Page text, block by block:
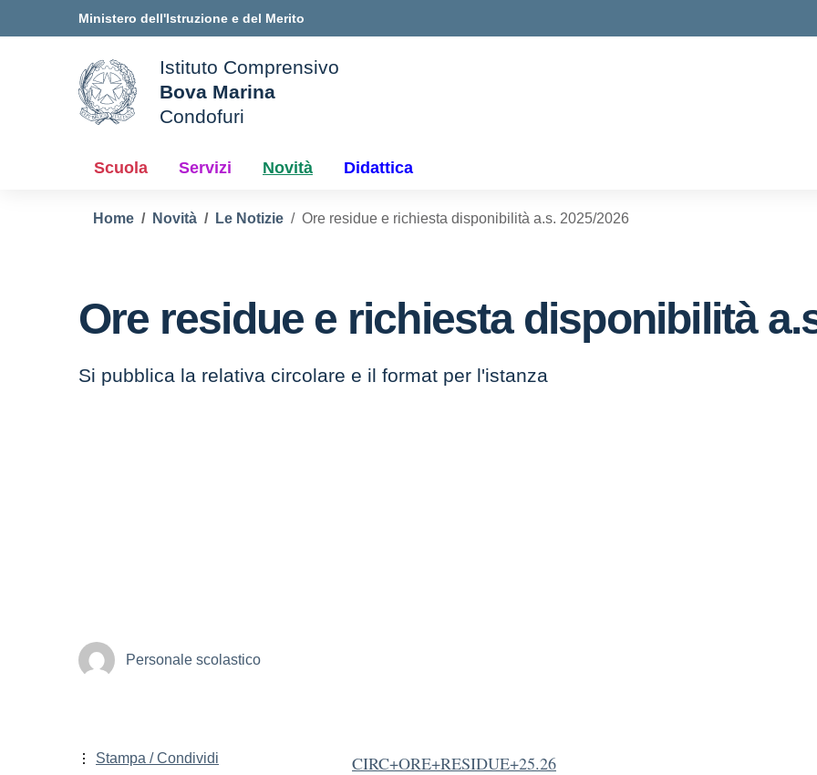
Ministero dell'Istruzione e del Merito
della scuola
Istituto Comprensivo
Bova Marina
Condofuri
Scuola Servizi Novità Didattica
Home Novità Le Notizie Ore residue e richiesta disponibilità a.s. 2025/2026
Ore residue e richiesta disponibilità
Si pubblica la relativa circolare e il format per l'istanza
Personale scolastico
CIRC+ORE+RESIDUE+25.26
Stampa / Condividi